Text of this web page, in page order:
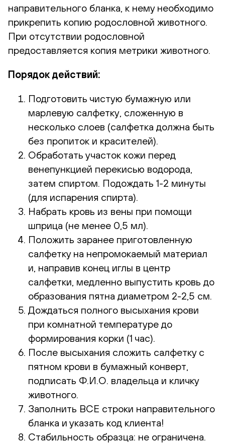
направительного бланка, к нему необходимо
прикрепить копию родословной животного.
При отсутствии родословной
предоставляется копия метрики животного.
Порядок действий:
Подготовить чистую бумажную или
марлевую салфетку, сложенную в
несколько слоев (салфетка должна быть
без пропиток и красителей).
Обработать участок кожи перед
венепункцией перекисью водорода,
затем спиртом. Подождать 1-2 минуты
(для испарения спирта).
Набрать кровь из вены при помощи
шприца (не менее 0,5 мл).
Положить заранее приготовленную
салфетку на непромокаемый материал
и, направив конец иглы в центр
салфетки, медленно выпустить кровь до
образования пятна диаметром 2-2,5 см.
Дождаться полного высыхания крови
при комнатной температуре до
формирования корки (1 час).
После высыхания сложить салфетку с
пятном крови в бумажный конверт,
подписать Ф.И.О. владельца и кличку
животного.
Заполнить ВСЕ строки направительного
бланка и указать код клиента!
Стабильность образца: не ограничена.